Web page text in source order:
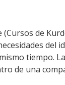
de
del
tiempo.
de una